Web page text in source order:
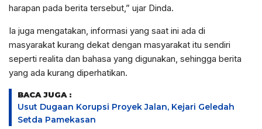
harapan pada berita tersebut,” ujar Dinda.
Ia juga mengatakan, informasi yang saat ini ada di
masyarakat kurang dekat dengan masyarakat itu sendiri
seperti realita dan bahasa yang digunakan, sehingga berita
yang ada kurang diperhatikan.
BACA JUGA :
Usut Dugaan Korupsi Proyek Jalan, Kejari Geledah
Setda Pamekasan